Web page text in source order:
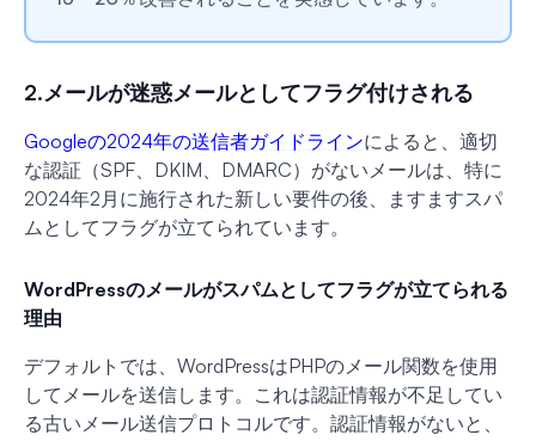
2.メールが迷惑メールとしてフラグ付けされる
Googleの2024年の送信者ガイドラインによると、適切
な認証（SPF、DKIM、DMARC）がないメールは、特に
2024年2月に施行された新しい要件の後、ますますスパ
ムとしてフラグが立てられています。
WordPressのメールがスパムとしてフラグが立てられる
理由
デフォルトでは、WordPressはPHPのメール関数を使用
してメールを送信します。これは認証情報が不足してい
る古いメール送信プロトコルです。認証情報がないと、